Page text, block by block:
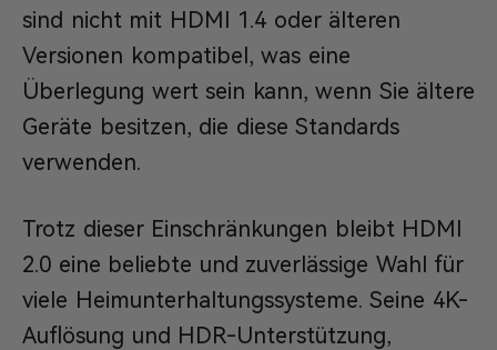
sind nicht mit HDMI 1.4 oder älteren
Versionen kompatibel, was eine
Überlegung wert sein kann, wenn Sie ältere
Geräte besitzen, die diese Standards
verwenden.
Trotz dieser Einschränkungen bleibt HDMI
2.0 eine beliebte und zuverlässige Wahl für
viele Heimunterhaltungssysteme. Seine 4K-
Auflösung und HDR-Unterstützung,